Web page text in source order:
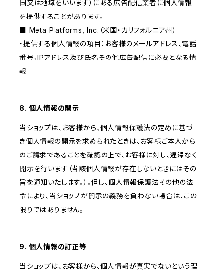
国又は地域をいいます）にある広告配信業者に個人情報
を提供することがあります。
■ Meta Platforms, Inc.（米国・カリフォルニア州）
・提供する個人情報の項目：お客様のメールアドレス、電話
番号、IPアドレス及び氏名その他広告配信に必要となる情
報
8. 個人情報の開示
当ショップは、お客様から、個人情報保護法の定めに基づ
き個人情報の開示を求められたときは、お客様ご本人から
のご請求であることを確認の上で、お客様に対し、遅滞なく
開示を行います（当該個人情報が存在しないときにはその
旨を通知いたします。）。但し、個人情報保護法その他の法
令により、当ショップが開示の義務を負わない場合は、この
限りではありません。
9. 個人情報の訂正等
当ショップは、お客様から、個人情報が真実でないという理